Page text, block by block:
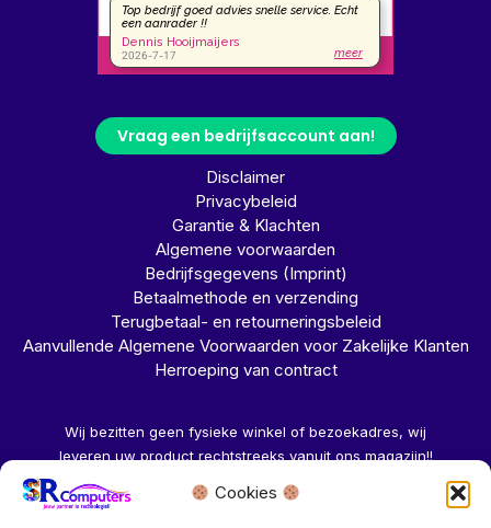
Cookies
Vraag een bedrijfsaccount aan!
Disclaimer
Privacybeleid
Garantie & Klachten
Algemene voorwaarden
Bedrijfsgegevens (Imprint)
Betaalmethode en verzending
Terugbetaal- en retourneringsbeleid
Aanvullende Algemene Voorwaarden voor Zakelijke Klanten
Herroeping van contract
Wij bezitten geen fysieke winkel of bezoekadres, wij
leveren uw product rechtstreeks vanuit ons magazijn!!
Herroeping aanvragen →